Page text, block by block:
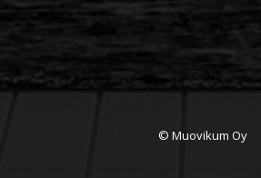
© Muovikum Oy